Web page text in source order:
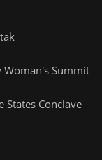
Woman's Summit
States Conclave